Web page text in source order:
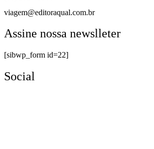
viagem@editoraqual.com.br
Assine nossa newslleter
[sibwp_form id=22]
Social